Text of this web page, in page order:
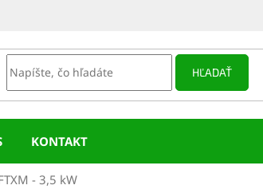
HĽADAŤ
KONTAKT
- 3,5 kW